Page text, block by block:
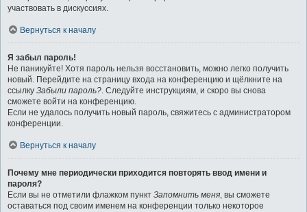
участвовать в дискуссиях.
Вернуться к началу
Я забыл пароль!
Не паникуйте! Хотя пароль нельзя восстановить, можно легко получить
новый. Перейдите на страницу входа на конференцию и щёлкните на
ссылку Забыли пароль?. Следуйте инструкциям, и скоро вы снова
сможете войти на конференцию.
Если не удалось получить новый пароль, свяжитесь с администратором
конференции.
Вернуться к началу
Почему мне периодически приходится повторять ввод имени и
пароля?
Если вы не отметили флажком пункт Запомнить меня, вы сможете
оставаться под своим именем на конференции только некоторое